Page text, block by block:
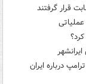
قرار گرفتند
درباره ایران